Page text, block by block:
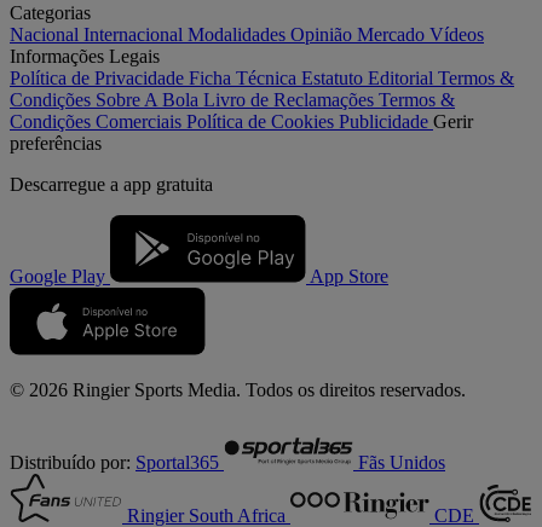
Categorias
Nacional Internacional Modalidades Opinião Mercado Vídeos
Informações Legais
Política de Privacidade Ficha Técnica Estatuto Editorial Termos &
Condições Sobre A Bola Livro de Reclamações Termos &
Condições Comerciais Política de Cookies Publicidade Gerir
preferências
Descarregue a app gratuita
Google Play App Store
© 2026 Ringier Sports Media. Todos os direitos reservados.
Distribuído por: Sportal365 Fãs Unidos
Ringier South Africa CDE